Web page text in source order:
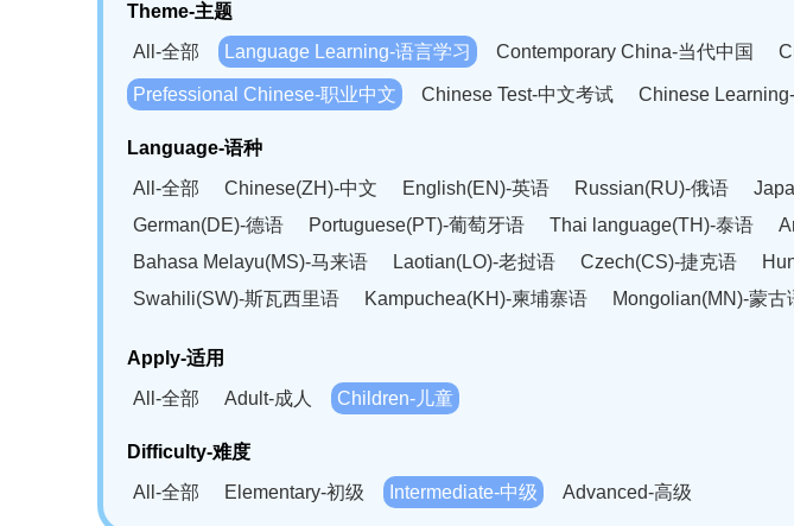
Theme-主题
All-全部
Language Learning-语言学习 Contemporary China-当代中国
Prefessional Chinese-职业中文 Chinese Test-中文考试 Chinese
Language-语种
All-全部
Chinese(ZH)-中文 English(EN)-英语 Russian(RU)-俄语
German(DE)-德语
Portuguese(PT)-葡萄牙语 Thai language(TH)-泰语
Bahasa Melayu(MS)-马来语
Laotian(LO)-老挝语 Czech(CS)-捷克语
Swahili(SW)-斯瓦西里语
Kampuchea(KH)-柬埔寨语 Mongolian(MN)-蒙古
Apply-适用
All-全部
Adult-成人 Children-儿童
Difficulty-难度
All-全部
Elementary-初级 Intermediate-中级 Advanced-高级